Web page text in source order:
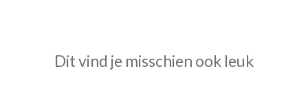
Dit vind je misschien ook leuk